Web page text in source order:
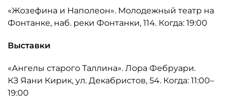
«Жозефина и Наполеон». Молодежный театр на
Фонтанке, наб. реки Фонтанки, 114. Когда: 19:00
Выставки
«Ангелы старого Таллина». Лора Фебруари.
КЗ Яани Кирик, ул. Декабристов, 54. Когда: 11:00–
19:00